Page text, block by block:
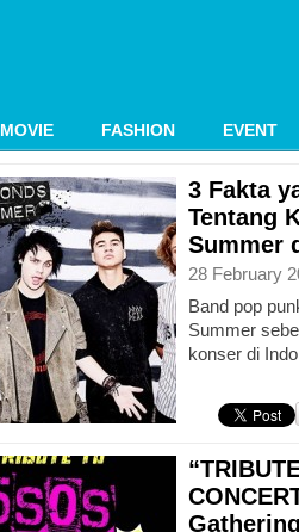
MOVIE FASHION EVENT
3 Fakta
Tentang
Summer
28 February
Band pop
Summer
konser di